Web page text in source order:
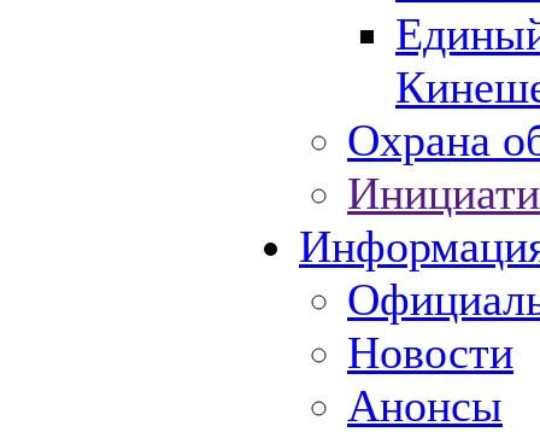
Охрана
Новости
Анонсы